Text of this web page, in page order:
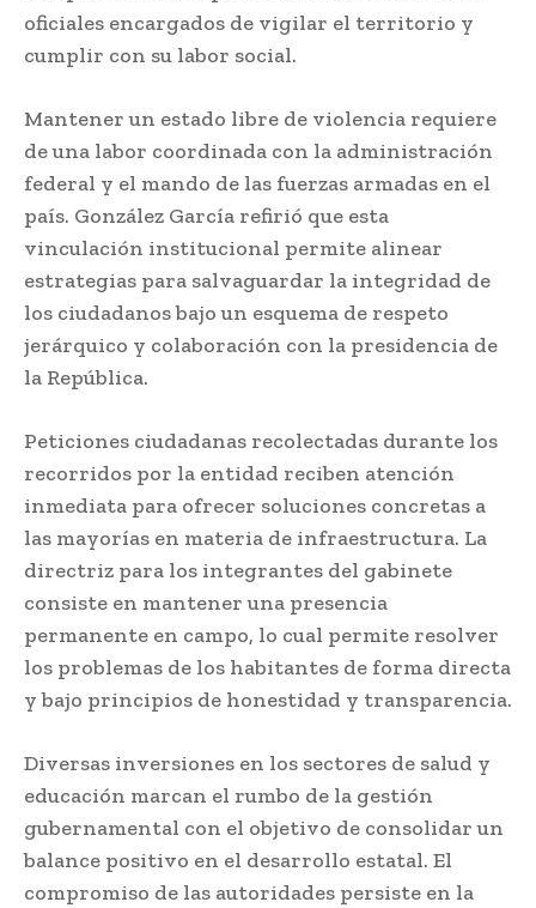
oficiales encargados de vigilar el territorio y
cumplir con su labor social.
Mantener un estado libre de violencia requiere
de una labor coordinada con la administración
federal y el mando de las fuerzas armadas en el
país. González García refirió que esta
vinculación institucional permite alinear
estrategias para salvaguardar la integridad de
los ciudadanos bajo un esquema de respeto
jerárquico y colaboración con la presidencia de
la República.
Peticiones ciudadanas recolectadas durante los
recorridos por la entidad reciben atención
inmediata para ofrecer soluciones concretas a
las mayorías en materia de infraestructura. La
directriz para los integrantes del gabinete
consiste en mantener una presencia
permanente en campo, lo cual permite resolver
los problemas de los habitantes de forma directa
y bajo principios de honestidad y transparencia.
Diversas inversiones en los sectores de salud y
educación marcan el rumbo de la gestión
gubernamental con el objetivo de consolidar un
balance positivo en el desarrollo estatal. El
compromiso de las autoridades persiste en la